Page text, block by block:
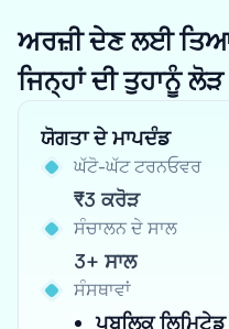
ਅਰਜ਼ੀ ਦੇਣ ਲਈ
ਜਿਨ੍ਹਾਂ ਦੀ ਤੁਹਾਨੂੰ
ਯੋਗਤਾ ਦੇ ਮਾਪਦੰਡ
ਘੱਟੋ-ਘੱਟ ਟਰਨਓਵਰ
₹3 ਕਰੋੜ
ਸੰਚਾਲਨ ਦੇ ਸਾਲ
3+ ਸਾਲ
ਸੰਸਥਾਵਾਂ
ਪਬਲਿਕ ਲਿਮਿਟੇਡ